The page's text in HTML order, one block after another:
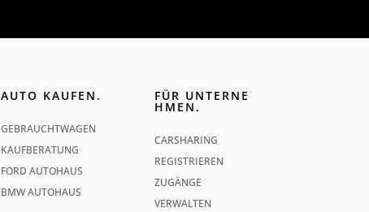
AUTO KAUFEN.
GEBRAUCHTWAGEN
KAUFBERATUNG
FORD AUTOHAUS
BMW AUTOHAUS
FÜR UNTERNE
HMEN.
CARSHARING
REGISTRIEREN
ZUGÄNGE
VERWALTEN